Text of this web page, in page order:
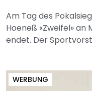
Am Tag des
Hoeneß «Zweifel» an
endet. Der
WERBUNG